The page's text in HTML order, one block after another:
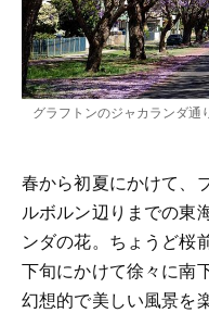
グラフトンのジャカランダ
春から初夏にかけて、
ルボルン辺りまでの東
ンダの花。ちょうど桜
下旬にかけて徐々に南
幻想的で美しい風景を